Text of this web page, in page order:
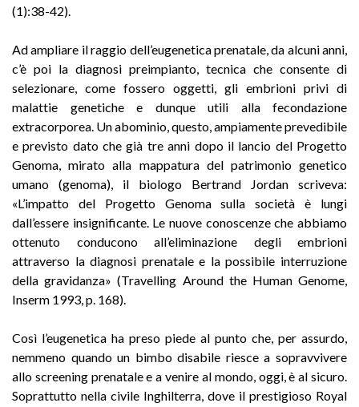
(1):38-42).
Ad ampliare il raggio dell’eugenetica prenatale, da alcuni anni,
c’è poi la diagnosi preimpianto, tecnica che consente di
selezionare, come fossero oggetti, gli embrioni privi di
malattie genetiche e dunque utili alla fecondazione
extracorporea. Un abominio, questo, ampiamente prevedibile
e previsto dato che già tre anni dopo il lancio del Progetto
Genoma, mirato alla mappatura del patrimonio genetico
umano (genoma), il biologo Bertrand Jordan scriveva:
«L’impatto del Progetto Genoma sulla società è lungi
dall’essere insignificante. Le nuove conoscenze che abbiamo
ottenuto conducono all’eliminazione degli embrioni
attraverso la diagnosi prenatale e la possibile interruzione
della gravidanza» (Travelling Around the Human Genome,
Inserm 1993, p. 168).
Così l’eugenetica ha preso piede al punto che, per assurdo,
nemmeno quando un bimbo disabile riesce a sopravvivere
allo screening prenatale e a venire al mondo, oggi, è al sicuro.
Soprattutto nella civile Inghilterra, dove il prestigioso Royal